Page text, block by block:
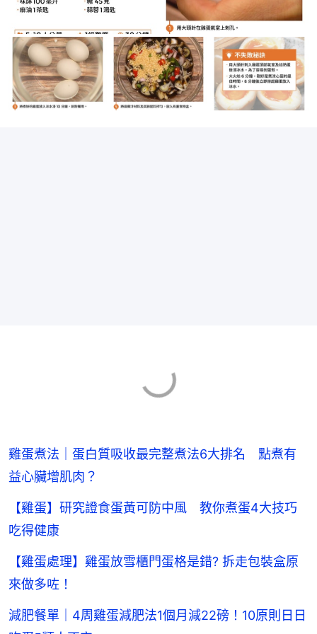
雞蛋煮法｜蛋白質吸收最完整煮法6大排名 點煮有
益心臟增肌肉？
【雞蛋】研究證食蛋黃可防中風 教你煮蛋4大技巧
吃得健康
【雞蛋處理】雞蛋放雪櫃門蛋格是錯? 拆走包裝盒原
來做多咗！
減肥餐單｜4周雞蛋減肥法1個月減22磅！10原則日日